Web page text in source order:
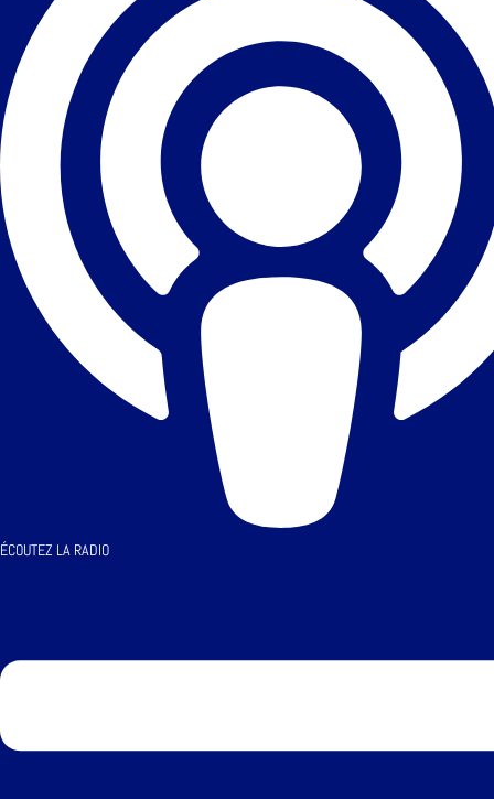
ÉCOUTEZ LA RADIO